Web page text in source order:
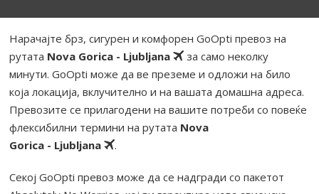
Нарачајте брз, сигурен и комфорен GoOpti превоз на
рутата Nova Gorica - Ljubljana
за само неколку
минути. GoOpti може да ве преземе и одложи на било
која локација, вклучително и на вашата домашна адреса.
Превозите се прилагодени на вашите потреби со повеќе
флексибилни термини на рутата Nova
Gorica - Ljubljana
.
Секој GoOpti превоз може да се надгради со пакетот